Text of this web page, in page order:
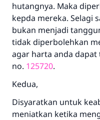
hutangnya. Maka
kepda mereka. Selagi
bukan menjadi
tidak diperbolehkan
agar harta anda dapat
no. 125720.
Kedua,
Disyaratkan untuk
meniatkan ketika